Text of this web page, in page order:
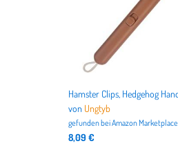
von Ungtyb
gefunden beiAmazon Marketplace
8,09 €